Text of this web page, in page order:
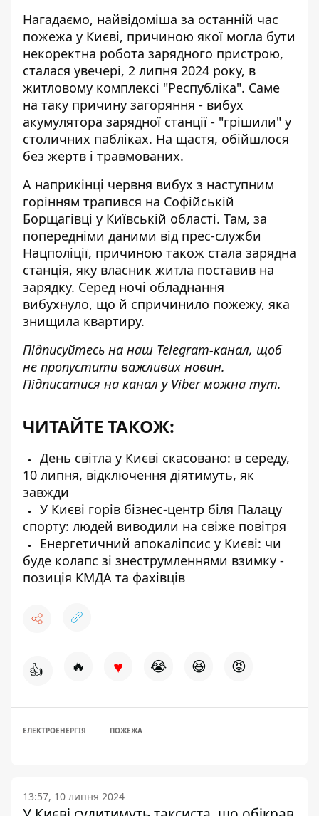
Нагадаємо, найвідоміша за останній час
пожежа у Києві, причиною якої могла бути
некоректна робота зарядного пристрою,
сталася увечері, 2 липня 2024 року, в
житловому комплексі "Республіка". Саме
на таку причину загоряння - вибух
акумулятора зарядної станції - "грішили" у
столичних пабліках. На щастя, обійшлося
без жертв і травмованих.
А наприкінці червня вибух з наступним
горінням трапився на Софійській
Борщагівці у Київській області. Там, за
попередніми даними від прес-служби
Нацполіції, причиною також стала зарядна
станція, яку власник житла поставив на
зарядку. Серед ночі обладнання
вибухнуло, що й спричинило пожежу, яка
знищила квартиру.
Підписуйтесь на наш Telegram-канал, щоб
не пропустити важливих новин.
Підписатися на канал у Viber можна тут.
ЧИТАЙТЕ ТАКОЖ:
День світла у Києві скасовано: в середу,
10 липня, відключення діятимуть, як
завжди
У Києві горів бізнес-центр біля Палацу
спорту: людей виводили на свіже повітря
Енергетичний апокаліпсис у Києві: чи
буде колапс зі знеструмленнями взимку -
позиція КМДА та фахівців
👍 🔥 ♥ 😭 😆 😡
ЕЛЕКТРОЕНЕРГІЯ ПОЖЕЖА
13:57, 10 липня 2024